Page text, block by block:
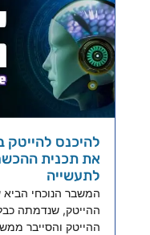
להיכנס להייטק
את תכנית
לתעשייה
המשבר הנוכחי הביא
ההייטק, שנדמתה
ההייטק והסייבר